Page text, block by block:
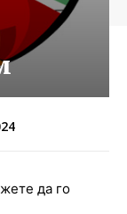
да го